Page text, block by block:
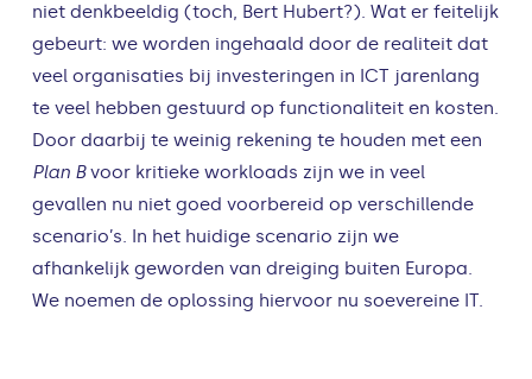
niet denkbeeldig (toch, Bert Hubert?). Wat er feitelijk
gebeurt: we worden ingehaald door de realiteit dat
veel organisaties bij investeringen in ICT jarenlang
te veel hebben gestuurd op functionaliteit en kosten.
Door daarbij te weinig rekening te houden met een
Plan Bvoor kritieke workloads zijn we in veel
gevallen nu niet goed voorbereid op verschillende
scenario’s. In het huidige scenario zijn we
afhankelijk geworden van dreiging buiten Europa.
We noemen de oplossing hiervoor nu soevereine IT.